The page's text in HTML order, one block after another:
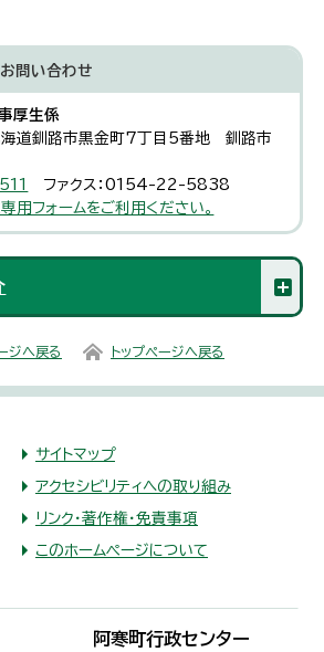
お問い合わせ
厚生係
釧路市黒金町7丁目5番地 釧路市
ファクス：0154-22-5838
用フォームをご利用ください。
ジへ戻る トップページへ戻る
サイトマップ
アクセシビリティへの取り組み
リンク・著作権・免責事項
このホームページについて
阿寒町行政センター